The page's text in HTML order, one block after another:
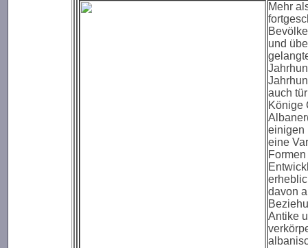
Mehr
und
auch
Könige
einigen
eine
davon
Antike